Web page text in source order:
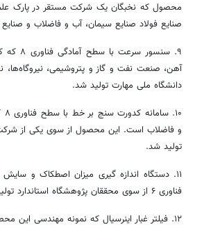
محصول که نخبگان یک شرکت مستقر در پارک علم
صنایع فولاد صنایع سیمان، آب و فاضلاب و صنایع
۹.
آهن، صنعت نفت و گاز و پتروشیمی،
دانشگاه ملی مهارت تولید شد.
و فاضلاب است. این محصول از سوی یکی از
تولید شد.
۱۱. دستگاه اندازه
گیری میزان اصطکاک و
فناوری ۶ از سوی محققان پژوهشگاه استاندارد تولید شد.
۱۲. فیلتر غبار
اینرسیال که نمونه مهندسی این محصول در سطح فناوری